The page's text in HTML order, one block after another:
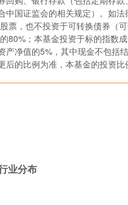
国证监会的相关规定）。如
，也不投资于可转换债券（
；本基金投资于标的指数
净值的5%，其中现金不包括
的比例为准，本基金的投资比
业分布